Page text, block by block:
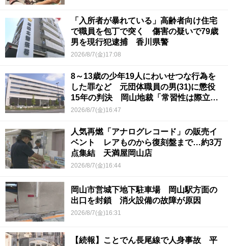
「入所者が暴れている」高齢者向け住宅
で職員を包丁で突く 傷害の疑いで79歳
男を現行犯逮捕 香川県警
2026/8/7(金)17:08
8～13歳の少年19人にわいせつな行為を
した罪など 元団体職員の男(31)に懲役
15年の判決 岡山地裁「常習性は際立っ
ていて被害結果も非常に重い」
2026/8/7(金)16:47
人気再燃「アナログレコード」の販売イ
ベント レアものから復刻盤まで…約3万
点集結 天満屋岡山店
2026/8/7(金)16:44
岡山市営城下地下駐車場 岡山駅方面の
出口を封鎖 消火設備の故障が原因
2026/8/7(金)16:31
【続報】ことでん長尾線で人身事故 平